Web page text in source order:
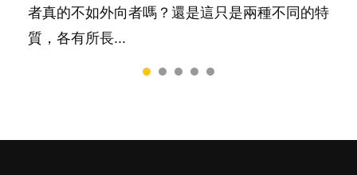
者真的不如外向者嗎？還是這只是兩種不同的特
質，各有所長...
和心理健康。...